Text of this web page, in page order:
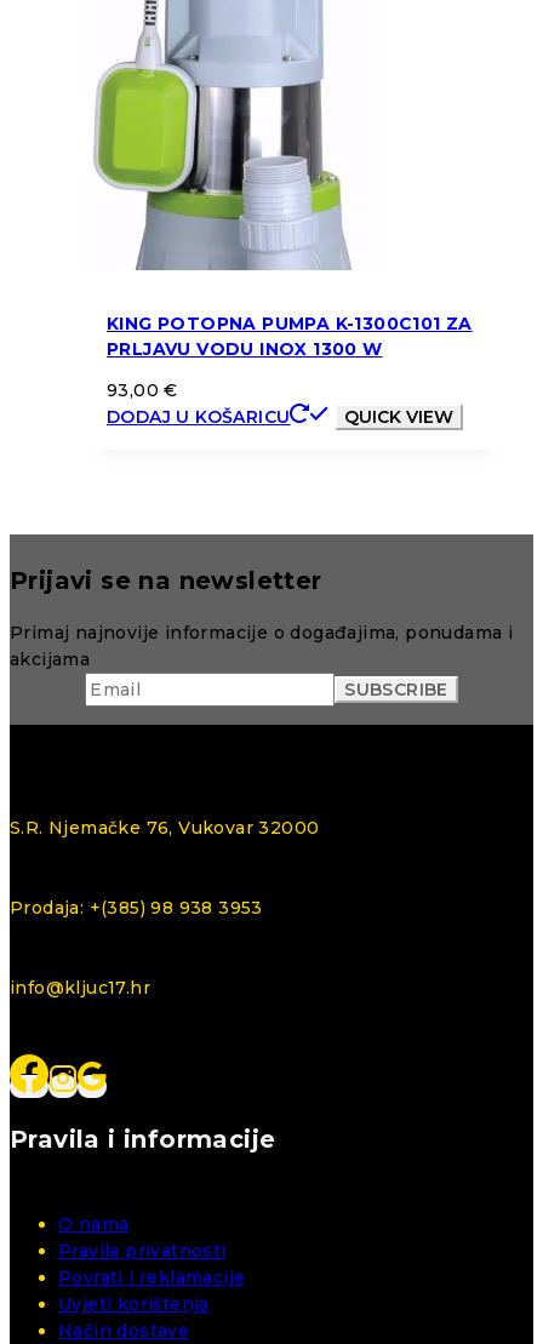
KING POTOPNA PUMPA K-1300C101 ZA
PRLJAVU VODU INOX 1300 W
93,00€
DODAJ U KOŠARICU
QUICK VIEW
Prijavi se na newsletter
Primaj najnovije informacije o događajima, ponudama i
akcijama
S.R. Njemačke 76, Vukovar 32000
Prodaja: +(385) 98 938 3953
info@kljuc17.hr
Pravila i informacije
O nama
Pravila privatnosti
Povrati i reklamacije
Uvjeti korištenja
Način dostave